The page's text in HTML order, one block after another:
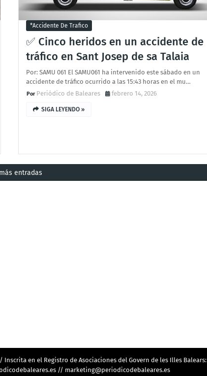
*accidente De Trafico
✅ Cinco heridos en un accidente de
tráfico en Sant Josep de sa Talaia
Por: SAMU 061 El SAMU061 ha intervenido este sábado en un
accidente de tráfico ocurrido a las 15:43 horas en el mu…
Periódico de Baleares
febrero 14, 2026
SIGA LEYENDO »
entradas
en el Registro de Asociaciones del Govern de les Illes Balears:
// marketing@periodicodebaleares.es